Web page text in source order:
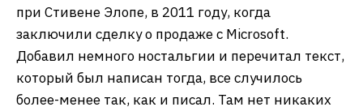
при Стивене Элопе, в 2011 году, когда
заключили сделку о продаже с Microsoft.
Добавил немного ностальгии и перечитал текст,
который был написан тогда, все случилось
более-менее так, как и писал. Там нет никаких